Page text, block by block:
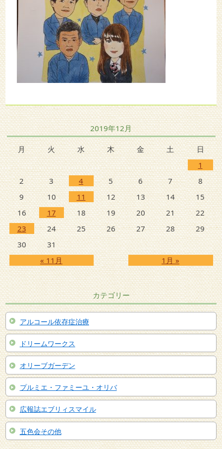
2019年12月
月 火 水 木 金 土 日
« 11月 1月 »
1
2
3 4 5 6 7
8
9
10 11 12 13 14
15
16
17 18 19 20 21
22
23
24 25 26 27 28
29
30
31
カテゴリー
アルコール依存症治療
ドリームワークス
オリーブガーデン
プルミエ・ファミーユ・オリバ
広報誌エブリィスマイル
五色会その他